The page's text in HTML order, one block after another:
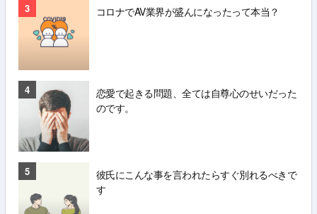
3 コロナでAV業界が盛んになったって本当？
4
恋愛で起きる問題、全ては自尊心のせいだった
のです。
5
彼氏にこんな事を言われたらすぐ別れるべきで
す